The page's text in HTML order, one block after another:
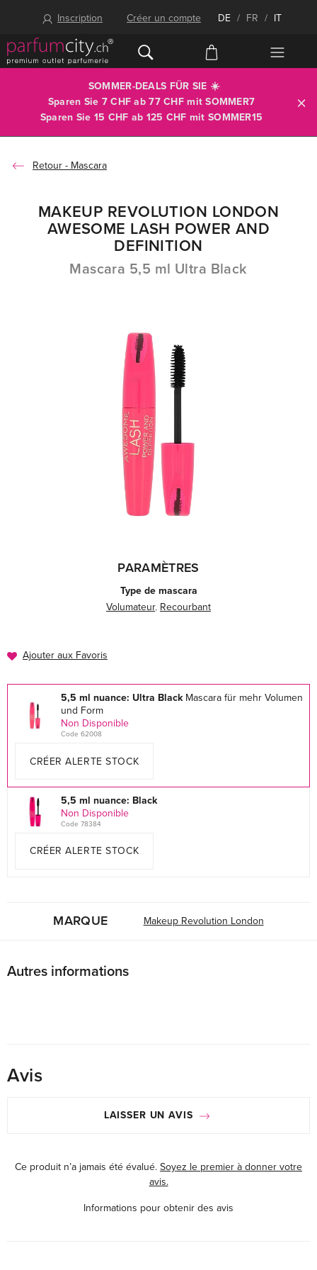
Inscription Créer un compte DE / FR / IT
SOMMER-DEALS FÜR SIE ☀️
Sparen Sie 7 CHF ab 77 CHF mitSOMMER7
Sparen Sie 15 CHF ab 125 CHF mit SOMMER15
Mascara
MAKEUP REVOLUTION LONDON
AWESOME LASH POWER AND
DEFINITION
Mascara 5,5 ml Ultra Black
PARAMÈTRES
Type de mascara
Volumateur, Recourbant
Ajouter aux Favoris
5,5 ml nuance: Ultra Black Mascara für mehr Volumen
und Form
Non Disponible
Code 62008
CRÉER ALERTE STOCK
5,5 ml nuance: Black
Non Disponible
Code 78384
CRÉER ALERTE STOCK
MARQUE Makeup Revolution London
Autres informations
Avis
LAISSER UN AVIS
Ce produit n’a jamais été évalué. Soyez le premier à donner votre
avis.
Informations pour obtenir des avis